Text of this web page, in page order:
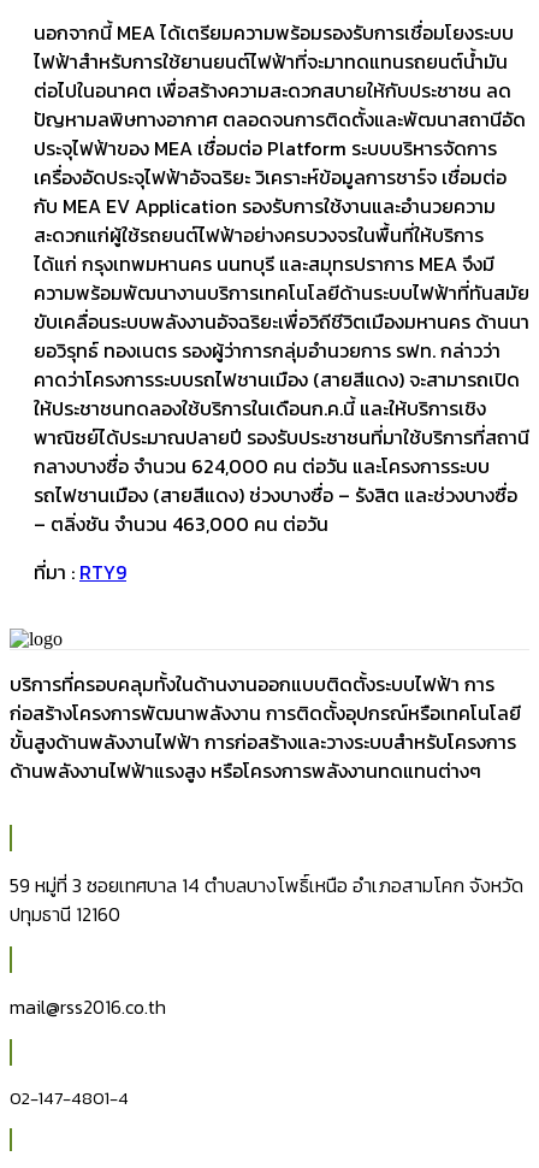
นอกจากนี้ MEA ได้เตรียมความพร้อมรองรับการเชื่อมโยงระบบ
ไฟฟ้าสำหรับการใช้ยานยนต์ไฟฟ้าที่จะมาทดแทนรถยนต์น้ำมัน
ต่อไปในอนาคต เพื่อสร้างความสะดวกสบายให้กับประชาชน ลด
ปัญหามลพิษทางอากาศ ตลอดจนการติดตั้งและพัฒนาสถานีอัด
ประจุไฟฟ้าของ MEA เชื่อมต่อ Platform ระบบบริหารจัดการ
เครื่องอัดประจุไฟฟ้าอัจฉริยะ วิเคราะห์ข้อมูลการชาร์จ เชื่อมต่อ
กับ MEA EV Application รองรับการใช้งานและอำนวยความ
สะดวกแก่ผู้ใช้รถยนต์ไฟฟ้าอย่างครบวงจรในพื้นที่ให้บริการ
ได้แก่ กรุงเทพมหานคร นนทบุรี และสมุทรปราการ MEA จึงมี
ความพร้อมพัฒนางานบริการเทคโนโลยีด้านระบบไฟฟ้าที่ทันสมัย
ขับเคลื่อนระบบพลังงานอัจฉริยะเพื่อวิถีชีวิตเมืองมหานคร ด้านนา
ยอวิรุทธ์ ทองเนตร รองผู้ว่าการกลุ่มอำนวยการ รฟท. กล่าวว่า
คาดว่าโครงการระบบรถไฟชานเมือง (สายสีแดง) จะสามารถเปิด
ให้ประชาชนทดลองใช้บริการในเดือนก.ค.นี้ และให้บริการเชิง
พาณิชย์ได้ประมาณปลายปี รองรับประชาชนที่มาใช้บริการที่สถานี
กลางบางซื่อ จำนวน 624,000 คน ต่อวัน และโครงการระบบ
รถไฟชานเมือง (สายสีแดง) ช่วงบางซื่อ – รังสิต และช่วงบางซื่อ
– ตลิ่งชัน จำนวน 463,000 คน ต่อวัน
ที่มา : RTY9
บริการที่ครอบคลุมทั้งในด้านงานออกแบบติดตั้งระบบไฟฟ้า การ
ก่อสร้างโครงการพัฒนาพลังงาน การติดตั้งอุปกรณ์หรือเทคโนโลยี
ขั้นสูงด้านพลังงานไฟฟ้า การก่อสร้างและวางระบบสำหรับโครงการ
ด้านพลังงานไฟฟ้าแรงสูง หรือโครงการพลังงานทดแทนต่างๆ
59 หมู่ที่ 3 ซอยเทศบาล 14 ตำบลบางโพธิ์เหนือ อำเภอสามโคก จังหวัด
ปทุมธานี 12160
mail@rss2016.co.th
02-147-4801-4